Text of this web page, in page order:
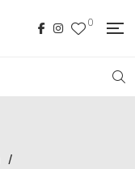
0
/